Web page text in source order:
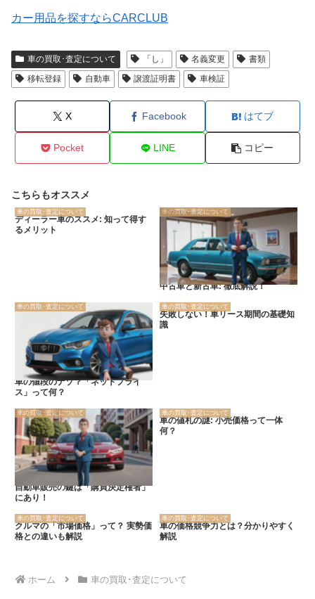
カー用品を探すならCARCLUB
車の買取･査定について 「し」 名義変更
書類
移転登録
自動車 譲渡証明書 車検証
X Facebook はてブ
Pocket LINE コピー
こちらもオススメ
車の買取･査定について
ディーラー車のススメ: 知って得す
るメリット
車の買取･査定について
中古車と新古車: 徹底解説！
車の買取･査定について
車の値段のナゾ？「ネットプライ
ス」って何？
車の買取･査定について
失敗しない！車リース期間の基礎知
識
車の買取･査定について
自動車販売の鍵は「購買決定権者」
にあり！
車の買取･査定について
車の値札の謎: 小売価格って一体
何？
車の買取･査定について
クルマの「市場価格」って？ 実勢価
格との違いも解説
車の買取･査定について
車の価格競争力とは？分かりやすく
解説
ホーム 車の買取･査定について